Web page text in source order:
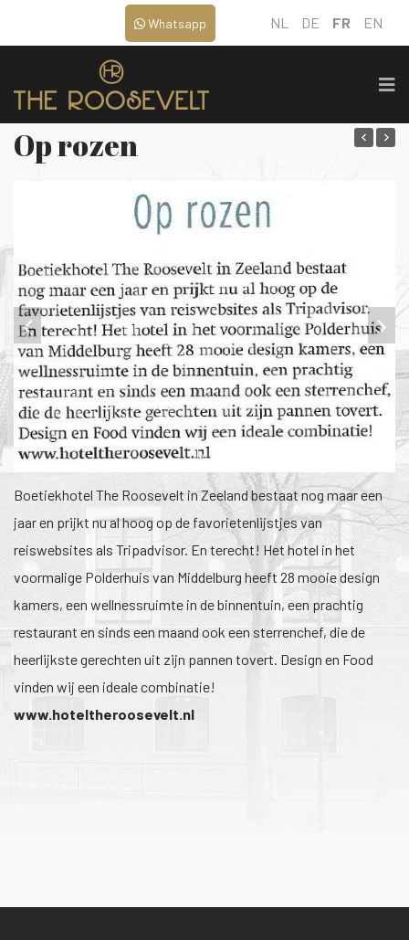
NL DE FR EN
Whatsapp
Op rozen
1/
Boetiekhotel The Roosevelt in Zeeland bestaat nog maar een
jaar en prijkt nu al hoog op de favorietenlijstjes van
reiswebsites als Tripadvisor. En terecht! Het hotel in het
voormalige Polderhuis van Middelburg heeft 28 mooie design
kamers, een wellnessruimte in de binnentuin, een prachtig
restaurant en sinds een maand ook een sterrenchef, die de
heerlijkste gerechten uit zijn pannen tovert. Design en Food
vinden wij een ideale combinatie!
www.hoteltheroosevelt.nl